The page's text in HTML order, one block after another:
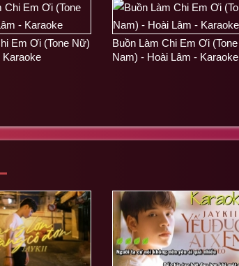
Em Ơi (Tone Nữ)
Karaoke
Buồn Làm Chi Em Ơi (Tone
Nam) - Hoài Lâm - Karaoke